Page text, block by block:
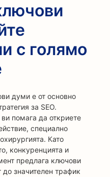
с голямо
думи е от основно
за SEO.
помага да откриете
специално
Като
конкуренцията и
предлага ключови
значителен трафик